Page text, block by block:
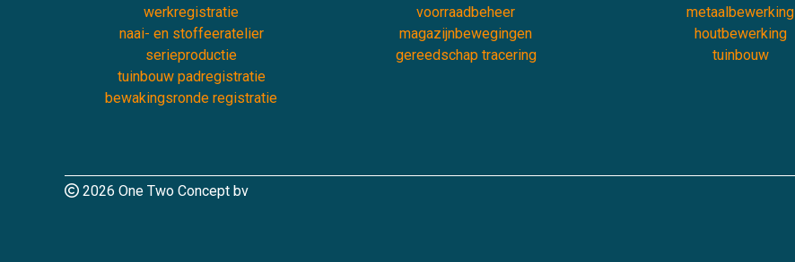
werkregistratie
naai- en stoffeeratelier
serieproductie
tuinbouw padregistratie
bewakingsronde registratie
voorraadbeheer
magazijnbewegingen
gereedschap tracering
metaalbewerking
houtbewerking
tuinbouw
2026 One Two Concept bv